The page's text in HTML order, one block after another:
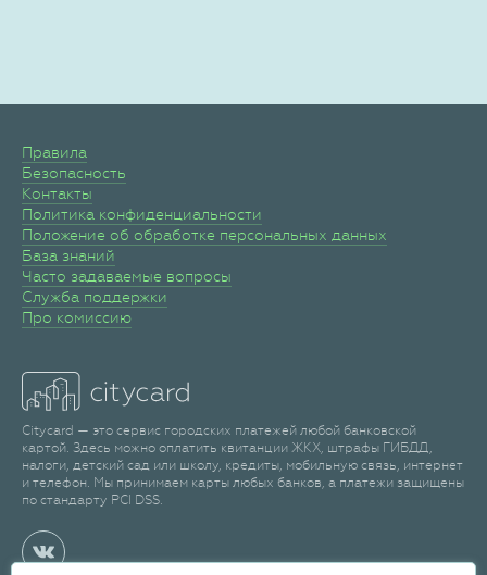
Правила
Безопасность
Контакты
Политика конфиденциальности
Положение об обработке персональных данных
База знаний
Часто задаваемые вопросы
Служба поддержки
Про комиссию
Citycard — это сервис городских платежей любой банковской
картой. Здесь можно оплатить квитанции ЖКХ, штрафы ГИБДД,
налоги, детский сад или школу, кредиты, мобильную связь, интернет
и телефон. Мы принимаем карты любых банков, а платежи защищены
по стандарту PCI DSS.